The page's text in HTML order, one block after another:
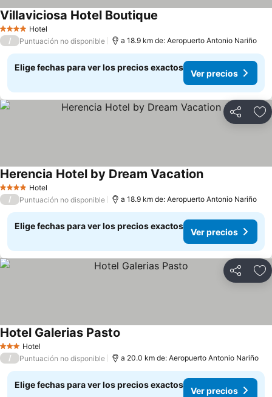
4 EstrellasHotel
Villaviciosa Hotel Boutique
/ Puntuación no disponible a 18.9 km de: Aeropuerto Antonio Nariño
Elige fechas para ver los precios exactos
Ver precios
Compartir
4 EstrellasHotel
Herencia Hotel by Dream VacationVer precios
/ Puntuación no disponible a 18.9 km de: Aeropuerto Antonio Nariño
Elige fechas para ver los precios exactos
Ver precios
Compartir
3 Estrellas
Hotel
Hotel Galerias Pasto
/ Puntuación no disponible a 20.0 km de: Aeropuerto Antonio Nariño
Elige fechas para ver los precios exactos
Ver precios